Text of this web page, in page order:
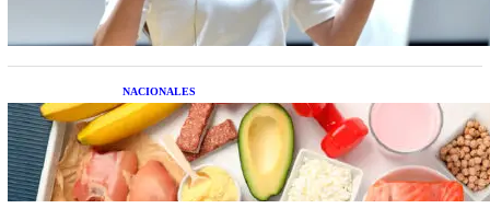
NACIONALES
Nutrición inteligente: Cinco superalimentos de
temporada que deberías sumar a tu dieta este mes